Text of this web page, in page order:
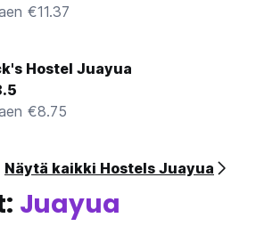
€11.37
Hostel Juayua
€8.75
Näytä kaikki Hostels Juayua
Juayua